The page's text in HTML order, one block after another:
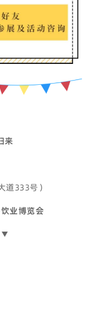
来
道333号）
业博览会
▼